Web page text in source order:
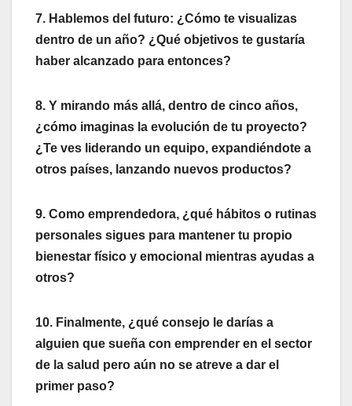
7. Hablemos del futuro: ¿Cómo te visualizas
dentro de un año? ¿Qué objetivos te gustaría
haber alcanzado para entonces?
8. Y mirando más allá, dentro de cinco años,
¿cómo imaginas la evolución de tu proyecto?
¿Te ves liderando un equipo, expandiéndote a
otros países, lanzando nuevos productos?
9. Como emprendedora, ¿qué hábitos o rutinas
personales sigues para mantener tu propio
bienestar físico y emocional mientras ayudas a
otros?
10. Finalmente, ¿qué consejo le darías a
alguien que sueña con emprender en el sector
de la salud pero aún no se atreve a dar el
primer paso?